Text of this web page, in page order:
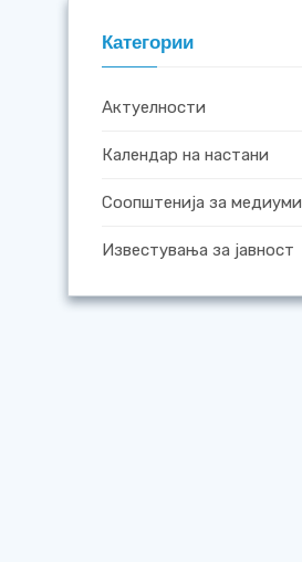
Категории
Актуелности
Календар на настани
Соопштенија за медиуми
Известувања за јавност